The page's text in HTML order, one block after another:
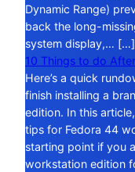
Dynamic Range)
back the long-
system display,… […]
10 Things to do
Here’s a quick
finish installing a
edition. In this
tips for Fedora 44
starting point if you
workstation edition